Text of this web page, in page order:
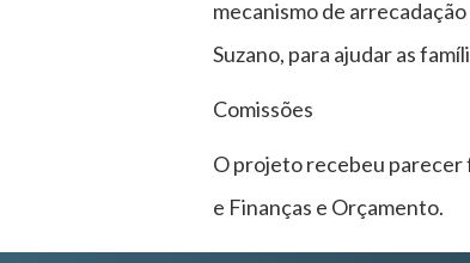
mecanismo de
Suzano, para ajudar as
Comissões
O projeto recebeu parecer
e Finanças e Orçamento.